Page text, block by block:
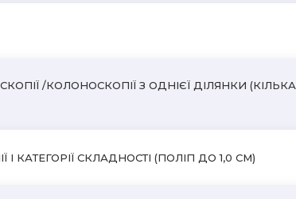
/КОЛОНОСКОПІЇ З ОДНІЄЇ ДІЛЯНКИ (КІЛЬКА
СКЛАДНОСТІ (ПОЛІП ДО 1,0 СМ)